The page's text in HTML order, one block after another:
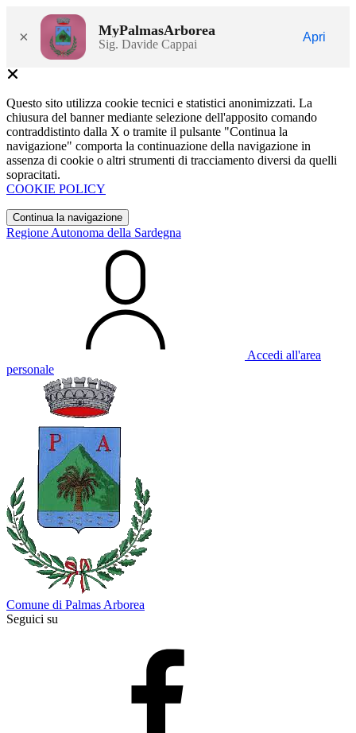
× MyPalmasArborea
Sig. Davide Cappai
Apri
Questo sito utilizza cookie tecnici e statistici anonimizzati. La
chiusura del banner mediante selezione dell'apposito comando
contraddistinto dalla X o tramite il pulsante "Continua la
navigazione" comporta la continuazione della navigazione in
assenza di cookie o altri strumenti di tracciamento diversi da quelli
sopracitati.
COOKIE POLICY
Continua la navigazione
Regione Autonoma della Sardegna
Accedi all'area
personale
Comune di Palmas Arborea
Seguici su